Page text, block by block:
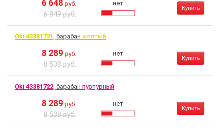
6 648 руб.
6 849 руб.
нет
Купить
Oki 43381721, барабан желтый
8 289 руб.
8 538 руб.
нет
Купить
Oki 43381722, барабан пурпурный
8 289 руб.
8 538 руб.
нет
Купить